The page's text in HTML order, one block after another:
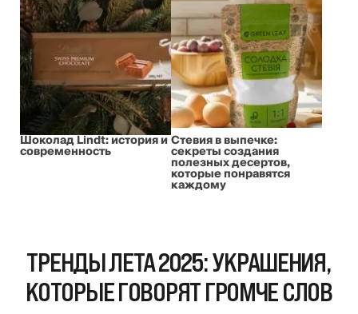
Шоколад Lindt: история и
современность
Стевия в выпечке:
секреты создания
полезных десертов,
которые понравятся
каждому
ТРЕНДЫ ЛЕТА 2025: УКРАШЕНИЯ,
КОТОРЫЕ ГОВОРЯТ ГРОМЧЕ СЛОВ